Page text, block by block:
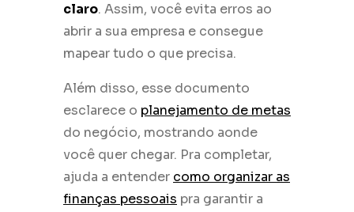
claro. Assim, você evita erros ao
abrir a sua empresa e consegue
mapear tudo o que precisa.
Além disso, esse documento
esclarece o planejamento de metas
do negócio, mostrando aonde
você quer chegar. Pra completar,
ajuda a entender como organizar as
finanças pessoais pra garantir a